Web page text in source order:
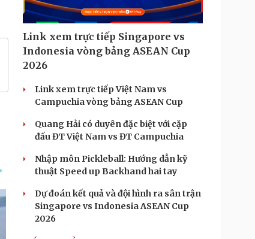
Link xem trực tiếp Singapore vs
Indonesia vòng bảng ASEAN Cup
2026
Link xem trực tiếp Việt Nam vs
Campuchia vòng bảng ASEAN Cup
Quang Hải có duyên đặc biệt với cặp
đấu ĐT Việt Nam vs ĐT Campuchia
Nhập môn Pickleball: Hướng dẫn kỹ
thuật Speed up Backhand hai tay
Dự đoán kết quả và đội hình ra sân trận
Singapore vs Indonesia ASEAN Cup
2026